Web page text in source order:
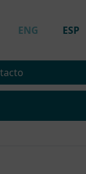
ENG ESP